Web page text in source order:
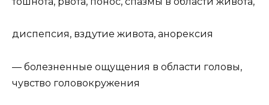
диспепсия, вздутие живота, анорексия
— болезненные ощущения в области головы,
чувство головокружения